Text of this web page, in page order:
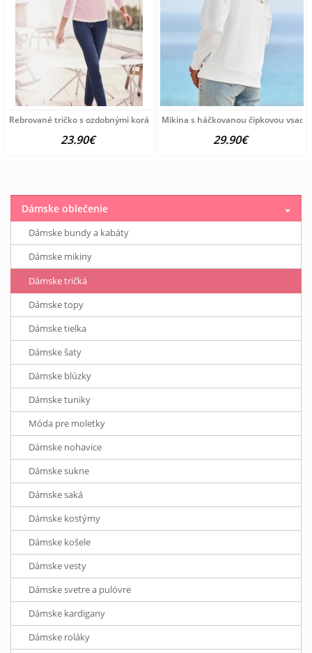
Rebrované tričko s ozdobnými korálkami Ashley Brooke, ružové
23.90€
Mikina s háčkovanou čipkovou
29.90€
Dámske oblečenie
Dámske bundy a kabáty
Dámske mikiny
Dámske tričká
Dámske topy
Dámske tielka
Dámske šaty
Dámske blúzky
Dámske tuniky
Móda pre moletky
Dámske nohavice
Dámske sukne
Dámske saká
Dámske kostýmy
Dámske košele
Dámske vesty
Dámske svetre a pulóvre
Dámske kardigany
Dámske roláky